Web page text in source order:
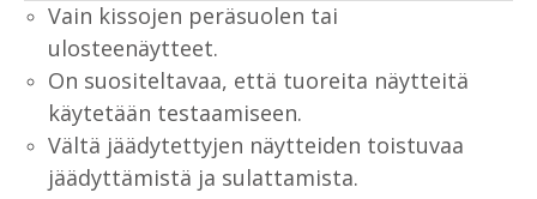
Vain kissojen peräsuolen tai
ulosteenäytteet.
On suositeltavaa, että tuoreita näytteitä
käytetään testaamiseen.
Vältä jäädytettyjen näytteiden toistuvaa
jäädyttämistä ja sulattamista.